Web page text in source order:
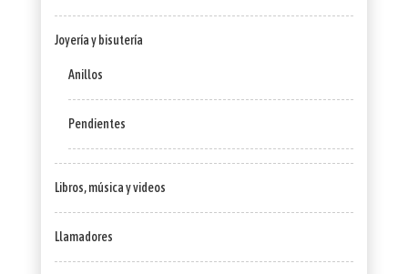
Joyería y bisutería
Anillos
Pendientes
Libros, música y videos
Llamadores